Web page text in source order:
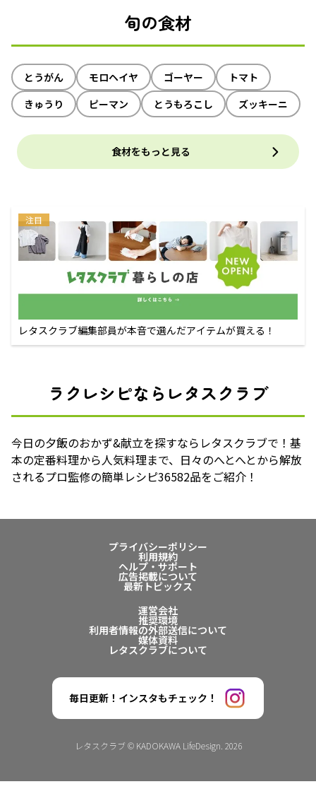
旬の食材
とうがん モロヘイヤ ゴーヤー
トマト
きゅうり
ピーマン とうもろこし ズッキーニ
食材をもっと見る
注目
レタスクラブ編集部員が本音で選んだアイテムが買える！
ラクレシピならレタスクラブ
今日の夕飯のおかず&献立を探すならレタスクラブで！基
本の定番料理から人気料理まで、日々のへとへとから解放
されるプロ監修の簡単レシピ36582品をご紹介！
プライバシーポリシー
利用規約
ヘルプ・サポート
広告掲載について
最新トピックス
運営会社
推奨環境
利用者情報の外部送信について
媒体資料
レタスクラブについて
毎日更新！インスタもチェック！
レタスクラブ © KADOKAWA LifeDesign. 2026